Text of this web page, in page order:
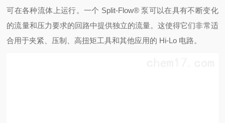
可在各种流体上运行。一个 Split-Flow® 泵可以在具有不断变化
的流量和压力要求的回路中提供独立的流量。这使得它们非常适
合用于夹紧、压制、高扭矩工具和其他应用的 Hi-Lo 电路。